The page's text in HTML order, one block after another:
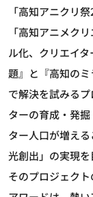
「高知アニクリ
「高知アニメク
ル化、クリエイ
題』と『高知の
で解決を試みる
ターの育成・発
ター人口が増え
光創出」の実現を
そのプロジェク